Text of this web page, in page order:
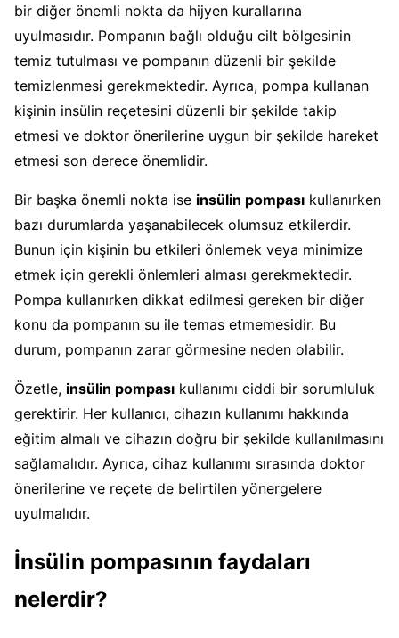
bir diğer önemli nokta da hijyen kurallarına
uyulmasıdır. Pompanın bağlı olduğu cilt bölgesinin
temiz tutulması ve pompanın düzenli bir şekilde
temizlenmesi gerekmektedir. Ayrıca, pompa kullanan
kişinin insülin reçetesini düzenli bir şekilde takip
etmesi ve doktor önerilerine uygun bir şekilde hareket
etmesi son derece önemlidir.
Bir başka önemli nokta ise insülin pompası kullanırken
bazı durumlarda yaşanabilecek olumsuz etkilerdir.
Bunun için kişinin bu etkileri önlemek veya minimize
etmek için gerekli önlemleri alması gerekmektedir.
Pompa kullanırken dikkat edilmesi gereken bir diğer
konu da pompanın su ile temas etmemesidir. Bu
durum, pompanın zarar görmesine neden olabilir.
Özetle, insülin pompası kullanımı ciddi bir sorumluluk
gerektirir. Her kullanıcı, cihazın kullanımı hakkında
eğitim almalı ve cihazın doğru bir şekilde kullanılmasını
sağlamalıdır. Ayrıca, cihaz kullanımı sırasında doktor
önerilerine ve reçete de belirtilen yönergelere
uyulmalıdır.
İnsülin pompasının faydaları
nelerdir?